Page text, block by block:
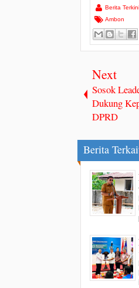
Berita Terkini
Ambon
Next
Sosok
Dukung
DPRD
Berita